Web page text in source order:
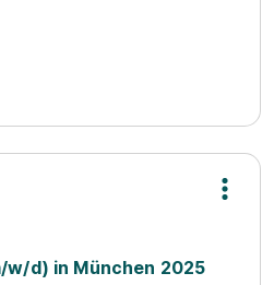
w/d) in München 2025